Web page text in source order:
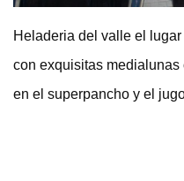
Heladeria del valle el
con exquisitas
en el superpancho y el